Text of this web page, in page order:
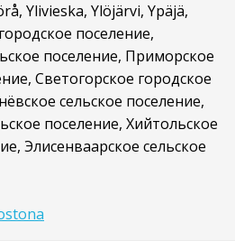
Ylivieska, Ylöjärvi, Ypäjä,
поселение,
поселение, Приморское
Светогорское городское
сельское поселение,
поселение, Хийтольское
Элисенваарское сельское